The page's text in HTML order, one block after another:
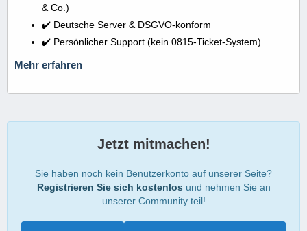
& Co.)
✔️ Deutsche Server & DSGVO-konform
✔️ Persönlicher Support (kein 0815-Ticket-System)
Mehr erfahren
Jetzt mitmachen!
Sie haben noch kein Benutzerkonto auf unserer Seite?
Registrieren Sie sich kostenlos und nehmen Sie an
unserer Community teil!